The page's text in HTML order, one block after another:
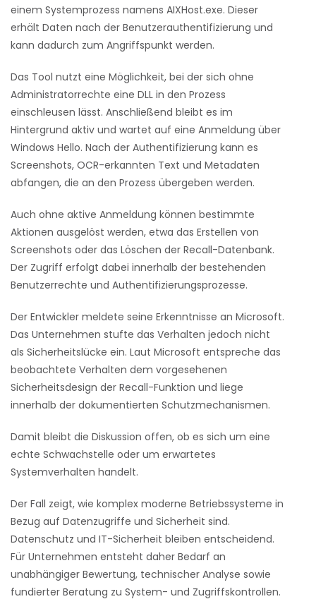
einem Systemprozess namens AIXHost.exe. Dieser
erhält Daten nach der Benutzerauthentifizierung und
kann dadurch zum Angriffspunkt werden.
Das Tool nutzt eine Möglichkeit, bei der sich ohne
Administratorrechte eine DLL in den Prozess
einschleusen lässt. Anschließend bleibt es im
Hintergrund aktiv und wartet auf eine Anmeldung über
Windows Hello. Nach der Authentifizierung kann es
Screenshots, OCR-erkannten Text und Metadaten
abfangen, die an den Prozess übergeben werden.
Auch ohne aktive Anmeldung können bestimmte
Aktionen ausgelöst werden, etwa das Erstellen von
Screenshots oder das Löschen der Recall-Datenbank.
Der Zugriff erfolgt dabei innerhalb der bestehenden
Benutzerrechte und Authentifizierungsprozesse.
Der Entwickler meldete seine Erkenntnisse an Microsoft.
Das Unternehmen stufte das Verhalten jedoch nicht
als Sicherheitslücke ein. Laut Microsoft entspreche das
beobachtete Verhalten dem vorgesehenen
Sicherheitsdesign der Recall-Funktion und liege
innerhalb der dokumentierten Schutzmechanismen.
Damit bleibt die Diskussion offen, ob es sich um eine
echte Schwachstelle oder um erwartetes
Systemverhalten handelt.
Der Fall zeigt, wie komplex moderne Betriebssysteme in
Bezug auf Datenzugriffe und Sicherheit sind.
Datenschutz und IT-Sicherheit bleiben entscheidend.
Für Unternehmen entsteht daher Bedarf an
unabhängiger Bewertung, technischer Analyse sowie
fundierter Beratung zu System- und Zugriffskontrollen.